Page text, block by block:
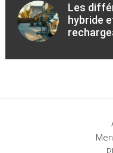
Les
hybride